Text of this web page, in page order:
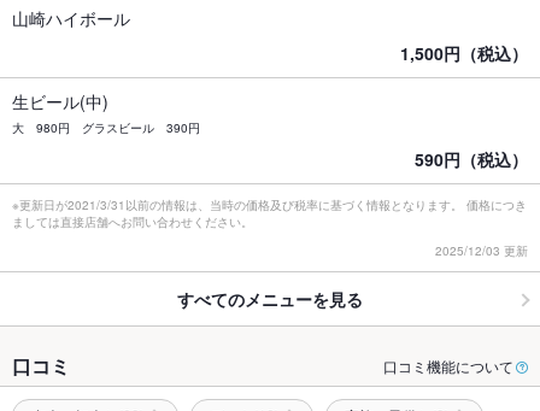
山崎ハイボール
1,500円（税込）
生ビール(中)
大 980円 グラスビール 390円
590円（税込）
※更新日が2021/3/31以前の情報は、当時の価格及び税率に基づく情報となります。 価格につき
ましては直接店舗へお問い合わせください。
2025/12/03 更新
すべてのメニューを見る
口コミ 口コミ機能について